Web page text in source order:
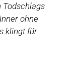
Todschlags
ohne
klingt für